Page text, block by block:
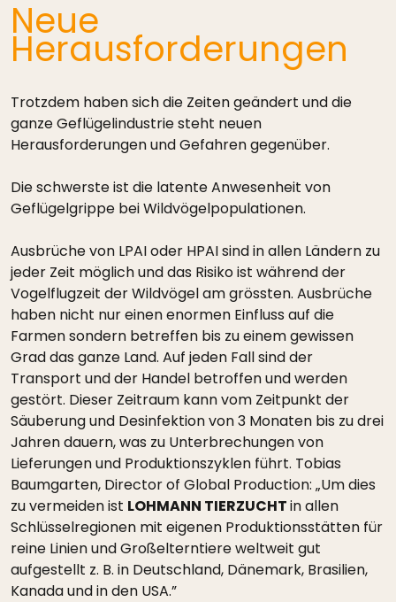
Neue
Herausforderungen
Trotzdem haben sich die Zeiten geändert und die
ganze Geflügelindustrie steht neuen
Herausforderungen und Gefahren gegenüber.
Die schwerste ist die latente Anwesenheit von
Geflügelgrippe bei Wildvögelpopulationen.
Ausbrüche von LPAI oder HPAI sind in allen Ländern zu
jeder Zeit möglich und das Risiko ist während der
Vogelflugzeit der Wildvögel am grössten. Ausbrüche
haben nicht nur einen enormen Einfluss auf die
Farmen sondern betreffen bis zu einem gewissen
Grad das ganze Land. Auf jeden Fall sind der
Transport und der Handel betroffen und werden
gestört. Dieser Zeitraum kann vom Zeitpunkt der
Säuberung und Desinfektion von 3 Monaten bis zu drei
Jahren dauern, was zu Unterbrechungen von
Lieferungen und Produktionszyklen führt. Tobias
Baumgarten, Director of Global Production: „Um dies
zu vermeiden ist LOHMANN TIERZUCHTin allen
Schlüsselregionen mit eigenen Produktionsstätten für
reine Linien und Großelterntiere weltweit gut
aufgestellt z. B. in Deutschland, Dänemark, Brasilien,
Kanada und in den USA.”